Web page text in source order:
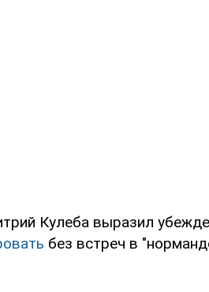
Кулеба выразил
без встреч в